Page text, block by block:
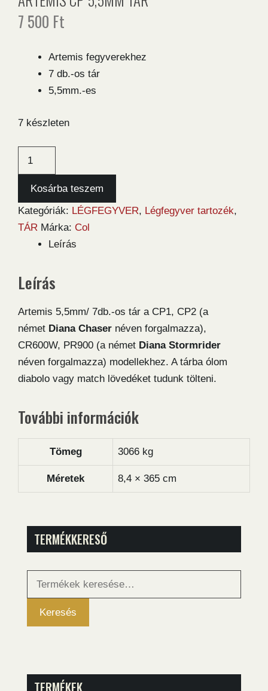
7 500 Ft
Artemis fegyverekhez
7 db.-os tár
5,5mm.-es
7 készleten
Artemis
5,5mm
tár
mennyiség
Kosárba teszem
Kategóriák: LÉGFEGYVER, Légfegyver tartozék,
TÁR Márka: Col
Leírás
Leírás
Artemis 5,5mm/ 7db.-os tár a CP1, CP2 (a
német Diana Chaser néven forgalmazza),
CR600W, PR900 (a német Diana Stormrider
néven forgalmazza) modellekhez. A tárba ólom
diabolo vagy match lövedéket tudunk tölteni.
További információk
Tömeg 3066 kg
Méretek 8,4 × 365 cm
TERMÉKKERESŐ
Keresés
Keresés
TERMÉKEK